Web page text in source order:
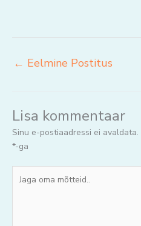
← Eelmine Postitus
Lisa kommentaar
Sinu e-postiaadressi ei avaldata.
*-ga
oma